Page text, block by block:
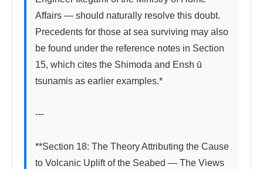
Affairs — should naturally resolve this doubt.
Precedents for those at sea surviving may also
be found under the reference notes in Section
15, which cites the Shimoda and Ensh ū
tsunamis as earlier examples.*
---
**Section 18: The Theory Attributing the Cause
to Volcanic Uplift of the Seabed — The Views